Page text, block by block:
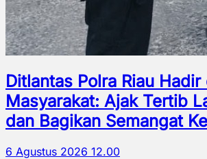
Ditlantas Polra Riau Hadir
Masyarakat: Ajak Tertib
dan Bagikan Semangat
6 Agustus 2026 12.00